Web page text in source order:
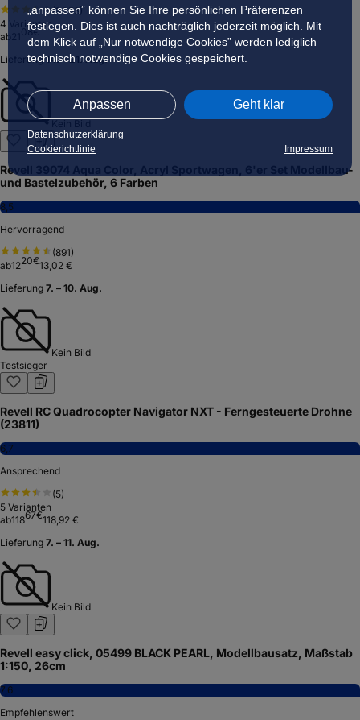
„anpassen” können Sie Ihre persönlichen Präferenzen
festlegen. Dies ist auch nachträglich jederzeit möglich. Mit
dem Klick auf „Nur notwendige Cookies” werden lediglich
technisch notwendige Cookies gespeichert.
Anpassen Geht klar
Datenschutzerklärung
Cookierichtlinie
Impressum
(1.053)
4 Varianten
ab
08€
Lieferung 14. – 21. Aug.
Revell 39074 Aqua Color, Acryl Sportwagen, 6'er Set Modellbau-
und Bastelzubehör, 6 Farben
8,5
Hervorragend
(891)
ab1220€13,02 €
Lieferung 7. – 10. Aug.
Kein Bild
Testsieger
Revell RC Quadrocopter Navigator NXT - Ferngesteuerte Drohne
(23811)
6,7
Ansprechend
(5)
5 Varianten
ab11867€118,92 €
Lieferung 7. – 11. Aug.
Kein Bild
Revell easy click, 05499 BLACK PEARL, Modellbausatz, Maßstab
1:150, 26cm
7,6
Empfehlenswert